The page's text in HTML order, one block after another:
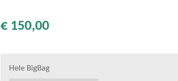
€ 150,00
Hele BigBag